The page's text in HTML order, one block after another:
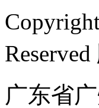
广东省